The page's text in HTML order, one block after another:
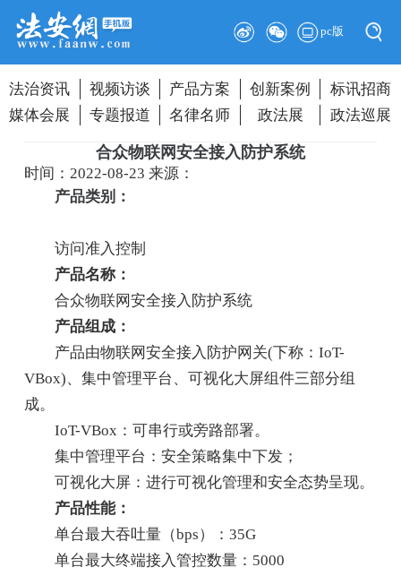
pc版
法治资讯 视频访谈 产品方案 创新案例
标讯招商
媒体会展
专题报道 名律名师 政法展 政法巡展
合众物联网安全接入防护系统
时间：2022-08-23来源：
产品类别：
访问准入控制
产品名称：
合众物联网安全接入防护系统
产品组成：
产品由物联网安全接入防护网关(下称：IoT-
VBox)、集中管理平台、可视化大屏组件三部分组
成。
IoT-VBox：可串行或旁路部署。
集中管理平台：安全策略集中下发；
可视化大屏：进行可视化管理和安全态势呈现。
产品性能：
单台最大吞吐量（bps）：35G
单台最大终端接入管控数量：5000